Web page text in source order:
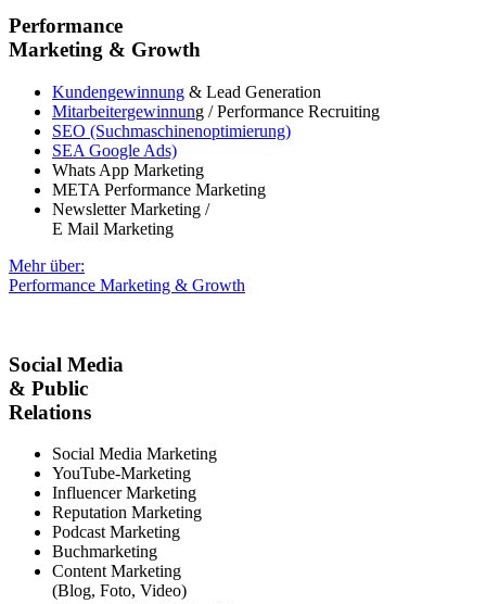
Performance
Marketing & Growth
Kundengewinnung & Lead Generation
Mitarbeitergewinnung / Performance Recruiting
SEO (Suchmaschinenoptimierung)
SEA Google Ads)
Whats App Marketing
META Performance Marketing
Newsletter Marketing /
E Mail Marketing
Mehr über:
Performance Marketing & Growth
Social Media
& Public
Relations
Social Media Marketing
YouTube-Marketing
Influencer Marketing
Reputation Marketing
Podcast Marketing
Buchmarketing
Content Marketing
(Blog, Foto, Video)